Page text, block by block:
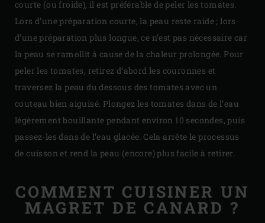
courte (ou froide), il est préférable de peler les tomates.
Lors d’une préparation courte, la peau reste raide ; lors
d’une préparation plus longue, ce n’est pas nécessaire car
la peau se ramollit à cause de la chaleur prolongée. Pour
peler les tomates, retirez d’abord les couronnes et
traversez la peau du dessous des tomates avec un
couteau bien aiguisé. Plongez les tomates dans de l’eau
légèrement bouillante pendant environ 10 secondes, puis
passez-les dans de l’eau glacée. Cela arrête le processus
de cuisson et rend la peau (encore) plus facile à retirer.
COMMENT CUISINER UN
MAGRET DE CANARD ?